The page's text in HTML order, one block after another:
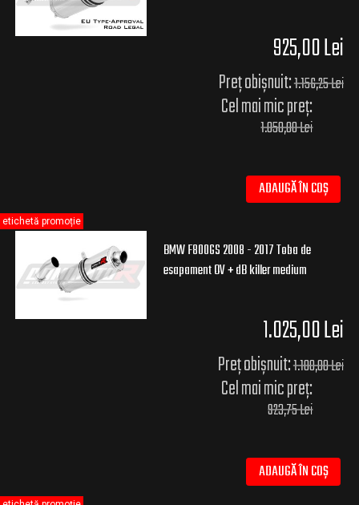
925,00 Lei
Preț obișnuit:1.156,25 Lei
Cel mai mic preț:
1.050,00 Lei
ADAUGĂ ÎN COȘ
BMW F800GS 2008 - 2017 Toba de
esapament OV + dB killer medium
1.025,00 Lei
Preț obișnuit:1.100,00 Lei
Cel mai mic preț:
923,75 Lei
ADAUGĂ ÎN COȘ
etichetă promoție